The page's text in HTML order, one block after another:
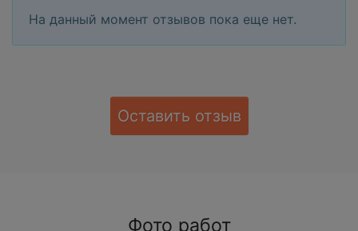
На данный момент отзывов пока еще нет.
Оставить отзыв
Фото работ